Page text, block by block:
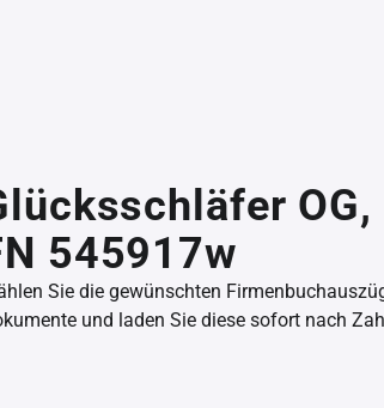
OG,
545917w
Sie die gewünschten
und laden Sie diese sofort nach